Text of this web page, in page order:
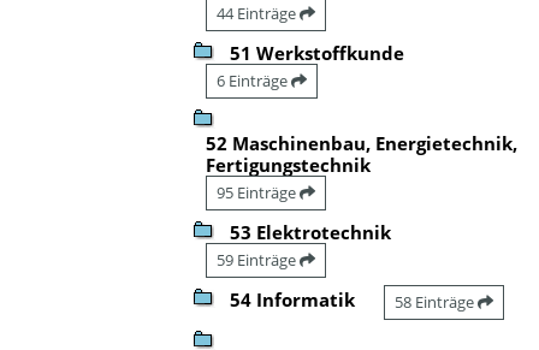
44 Einträge
51 Werkstoffkunde
6 Einträge
52 Maschinenbau, Energietechnik,
Fertigungstechnik
95 Einträge
53 Elektrotechnik
59 Einträge
54 Informatik 58 Einträge